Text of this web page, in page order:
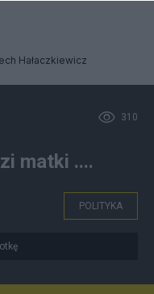
Hałaczkiewicz
310
matki ....
POLITYKA